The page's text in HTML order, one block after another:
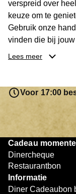
verspreid over
keuze om te
Gebruik onze
vinden die bij
je keuze hebt
resterende
later worden
bijzondere
Lees meer
Voor 17:00
Cadeau
Dinercheque
Restaurantbon
Informatie
Diner Cadeaubon